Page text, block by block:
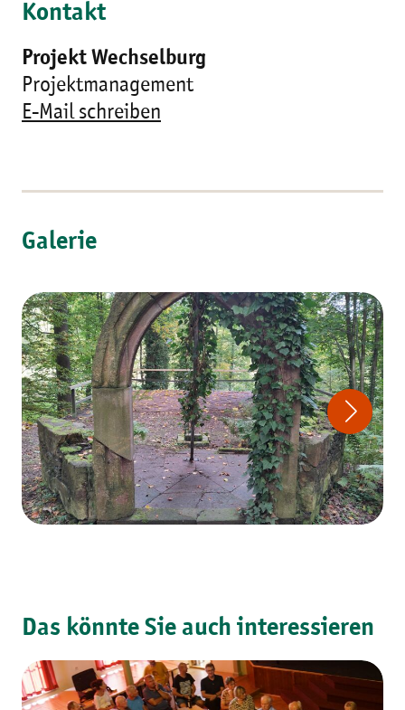
Kontakt
Projekt Wechselburg
Projektmanagement
E-Mail schreiben
Galerie
Das könnte Sie auch interessieren